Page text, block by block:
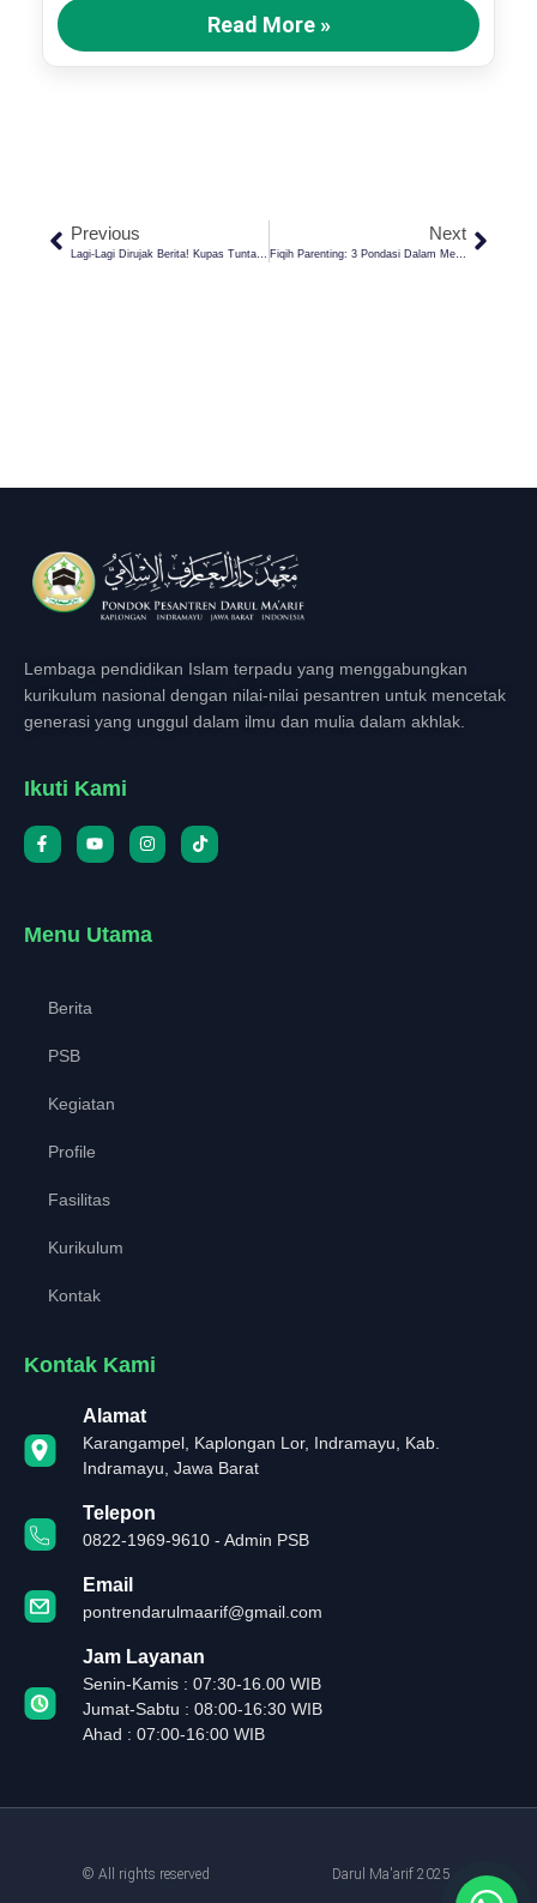
Read More »
Previous Next
Fiqih Parenting: 3 Pondasi Dalam Membangun Keluarga Maslahat
Lembaga pendidikan Islam terpadu yang menggabungkan
kurikulum nasional dengan nilai-nilai pesantren untuk mencetak
generasi yang unggul dalam ilmu dan mulia dalam akhlak.
Ikuti Kami
Menu Utama
Berita
PSB
Kegiatan
Profile
Fasilitas
Kurikulum
Kontak
Kontak Kami
Alamat
Karangampel, Kaplongan Lor, Indramayu, Kab.
Indramayu, Jawa Barat
Telepon
0822-1969-9610 - Admin PSB
Email
pontrendarulmaarif@gmail.com
Jam Layanan
Senin-Kamis : 07:30-16.00 WIB
Jumat-Sabtu : 08:00-16:30 WIB
Ahad : 07:00-16:00 WIB
© All rights reserved Darul Ma'arif 2025